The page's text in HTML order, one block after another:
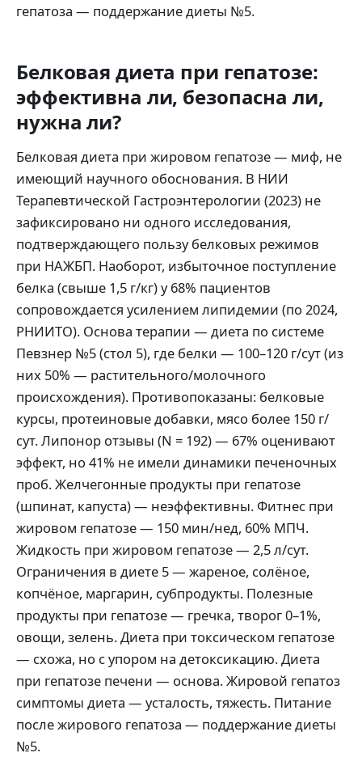
гепатоза — поддержание диеты №5.
Белковая диета при гепатозе:
эффективна ли, безопасна ли,
нужна ли?
Белковая диета при жировом гепатозе — миф, не
имеющий научного обоснования. В НИИ
Терапевтической Гастроэнтерологии (2023) не
зафиксировано ни одного исследования,
подтверждающего пользу белковых режимов
при НАЖБП. Наоборот, избыточное поступление
белка (свыше 1,5 г/кг) у 68% пациентов
сопровождается усилением липидемии (по 2024,
РНИИТО). Основа терапии — диета по системе
Певзнер №5 (стол 5), где белки — 100–120 г/сут (из
них 50% — растительного/молочного
происхождения). Противопоказаны: белковые
курсы, протеиновые добавки, мясо более 150 г/
сут. Липонор отзывы (N = 192) — 67% оценивают
эффект, но 41% не имели динамики печеночных
проб. Желчегонные продукты при гепатозе
(шпинат, капуста) — неэффективны. Фитнес при
жировом гепатозе — 150 мин/нед, 60% МПЧ.
Жидкость при жировом гепатозе — 2,5 л/сут.
Ограничения в диете 5 — жареное, солёное,
копчёное, маргарин, субпродукты. Полезные
продукты при гепатозе — гречка, творог 0–1%,
овощи, зелень. Диета при токсическом гепатозе
— схожа, но с упором на детоксикацию. Диета
при гепатозе печени — основа. Жировой гепатоз
симптомы диета — усталость, тяжесть. Питание
после жирового гепатоза — поддержание диеты
№5.